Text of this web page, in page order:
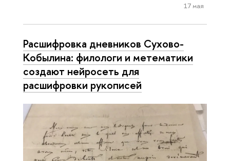
17 мая
Расшифровка дневников Сухово-
Кобылина: филологи и метематики
создают нейросеть для
расшифровки рукописей